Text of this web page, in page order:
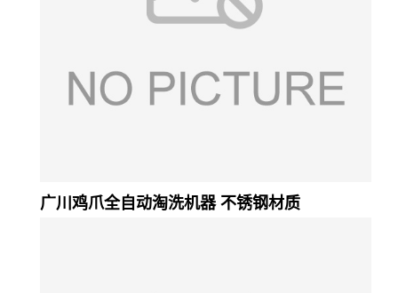
广川鸡爪全自动淘洗机器 不锈钢材质